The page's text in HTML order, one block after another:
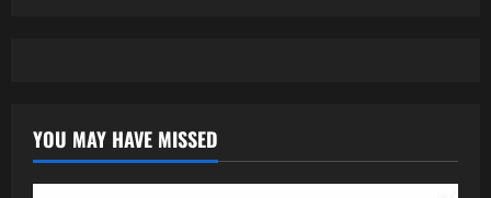
YOU MAY HAVE MISSED